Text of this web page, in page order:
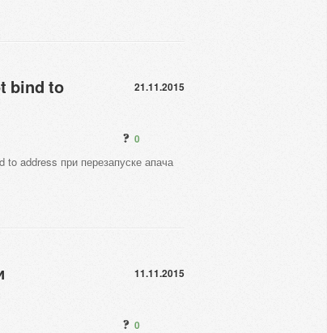
bind to
21.11.2015
0
address при перезапуске апача
11.11.2015
0